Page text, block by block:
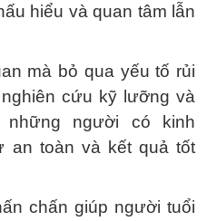
hiểu và quan tâm lẫn
mà bỏ qua yếu tố rủi
cứu kỹ lưỡng và
người có kinh
an toàn và kết quả tốt
chấn giúp người tuổi